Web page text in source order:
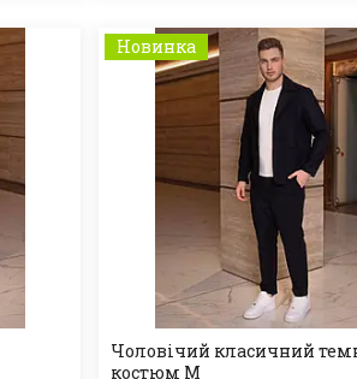
Новинка
Чоловічий класичний
костюм M